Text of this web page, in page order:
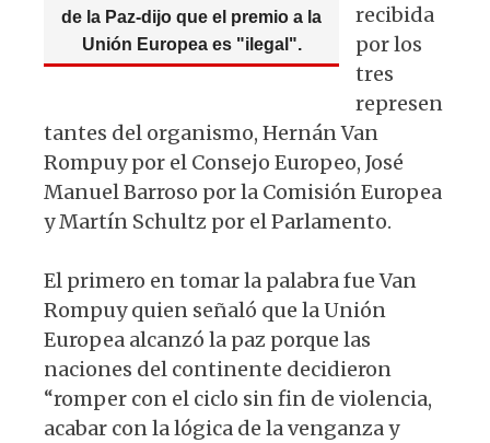
de la Paz-dijo que el premio a la
Unión Europea es "ilegal".
recibida
por los
tres
represen
tantes del organismo, Hernán Van
Rompuy por el Consejo Europeo, José
Manuel Barroso por la Comisión Europea
y Martín Schultz por el Parlamento.
El primero en tomar la palabra fue Van
Rompuy quien señaló que la Unión
Europea alcanzó la paz porque las
naciones del continente decidieron
“romper con el ciclo sin fin de violencia,
acabar con la lógica de la venganza y